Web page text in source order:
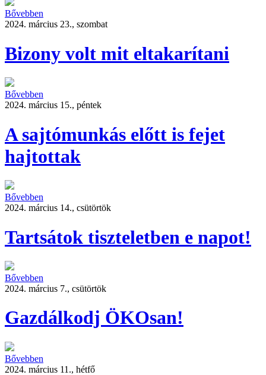
Bővebben
2024. március 23., szombat
Bizony volt mit eltakarítani
Bővebben
2024. március 15., péntek
A sajtómunkás előtt is fejet
hajtottak
Bővebben
2024. március 14., csütörtök
Tartsátok tiszteletben e napot!
Bővebben
2024. március 7., csütörtök
Gazdálkodj ÖKOsan!
Bővebben
2024. március 11., hétfő